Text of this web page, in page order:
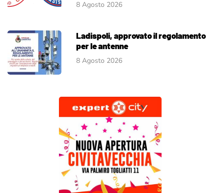
8 Agosto 2026
Ladispoli, approvato il regolamento
per le antenne
8 Agosto 2026